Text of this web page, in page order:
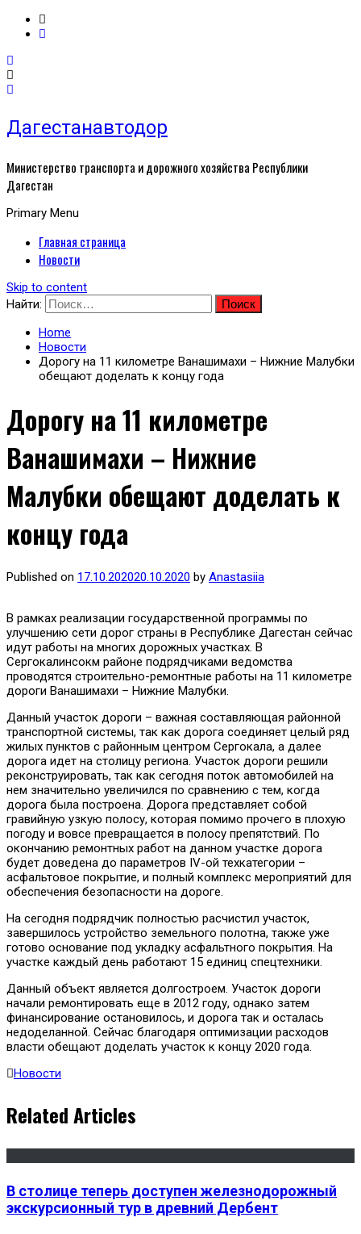
Дагестанавтодор
Министерство транспорта и дорожного хозяйства Республики
Дагестан
Primary Menu
Главная страница
Новости
Skip to content
Найти:
Home
Новости
Дорогу на 11 километре Ванашимахи – Нижние Малубки
обещают доделать к концу года
Дорогу на 11 километре
Ванашимахи – Нижние
Малубки обещают доделать к
концу года
Published on 17.10.202020.10.2020 by Anastasiia
В рамках реализации государственной программы по
улучшению сети дорог страны в Республике Дагестан сейчас
идут работы на многих дорожных участках. В
Сергокалинсокм районе подрядчиками ведомства
проводятся строительно-ремонтные работы на 11 километре
дороги Ванашимахи – Нижние Малубки.
Данный участок дороги – важная составляющая районной
транспортной системы, так как дорога соединяет целый ряд
жилых пунктов с районным центром Сергокала, а далее
дорога идет на столицу региона. Участок дороги решили
реконструировать, так как сегодня поток автомобилей на
нем значительно увеличился по сравнению с тем, когда
дорога была построена. Дорога представляет собой
гравийную узкую полосу, которая помимо прочего в плохую
погоду и вовсе превращается в полосу препятствий. По
окончанию ремонтных работ на данном участке дорога
будет доведена до параметров IV-ой техкатегории –
асфальтовое покрытие, и полный комплекс мероприятий для
обеспечения безопасности на дороге.
На сегодня подрядчик полностью расчистил участок,
завершилось устройство земельного полотна, также уже
готово основание под укладку асфальтного покрытия. На
участке каждый день работают 15 единиц спецтехники.
Данный объект является долгостроем. Участок дороги
начали ремонтировать еще в 2012 году, однако затем
финансирование остановилось, и дорога так и осталась
недоделанной. Сейчас благодаря оптимизации расходов
власти обещают доделать участок к концу 2020 года.
Новости
Related Articles
В столице теперь доступен железнодорожный
экскурсионный тур в древний Дербент